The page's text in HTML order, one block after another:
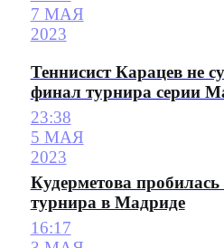
7 МАЯ
2023
Теннисист Карацев не
финал турнира серии
23:38
5 МАЯ
2023
Кудерметова
турнира в Мадриде
16:17